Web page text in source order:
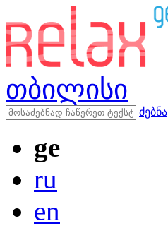
თბილისი
ძებნა
ge
ru
en